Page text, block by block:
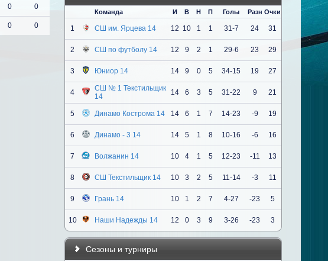
0 0
0 0
Команда И В Н П Голы Разн Очки
1 СШ им. Ярцева 14 12 10 1 1 31-7 24 31
2 СШ по футболу 14 12 9 2 1 29-6 23 29
3 Юниор 14 14 9 0 5 34-15 19 27
4
СШ № 1 Текстильщик
14
14 6 3 5 31-22 9 21
5 Динамо Кострома 14 14 6 1 7 14-23 -9 19
6 Динамо - 3 14 14 5 1 8 10-16 -6 16
7 Волжанин 14 10 4 1 5 12-23 -11 13
8 СШ Текстильщик 14 10 3 2 5 11-14 -3 11
9 Грань 14 10 1 2 7 4-27 -23 5
10 Наши Надежды 14 12 0 3 9 3-26 -23 3
Сезоны и турниры